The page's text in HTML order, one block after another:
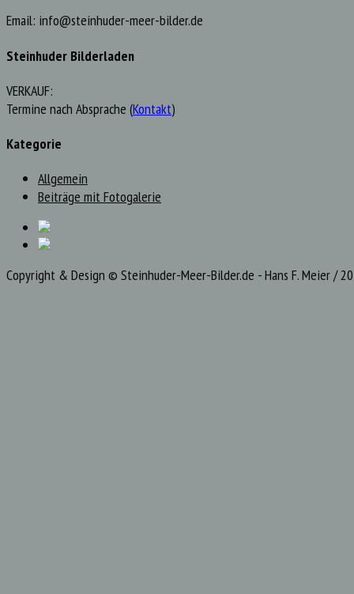
Email: info@steinhuder-meer-bilder.de
Steinhuder Bilderladen
VERKAUF:
Termine nach Absprache (Kontakt)
Kategorie
Allgemein
Beiträge mit Fotogalerie
Copyright & Design © Steinhuder-Meer-Bilder.de - Hans F. Meier /